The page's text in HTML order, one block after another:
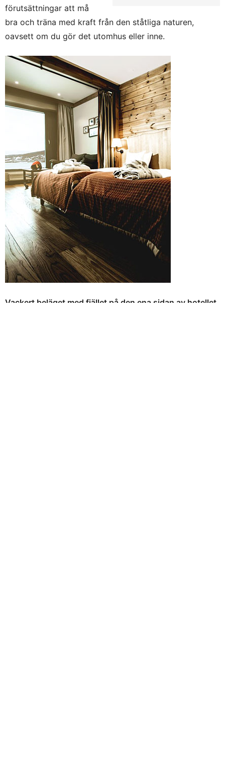
förutsättningar att må
bra och träna med kraft från den ståtliga naturen,
oavsett om du gör det utomhus eller inne.
Vackert beläget med fjället på den ena sidan av hotellet